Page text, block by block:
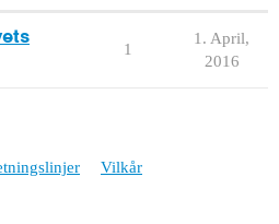
1
1. April,
2016
Vilkår